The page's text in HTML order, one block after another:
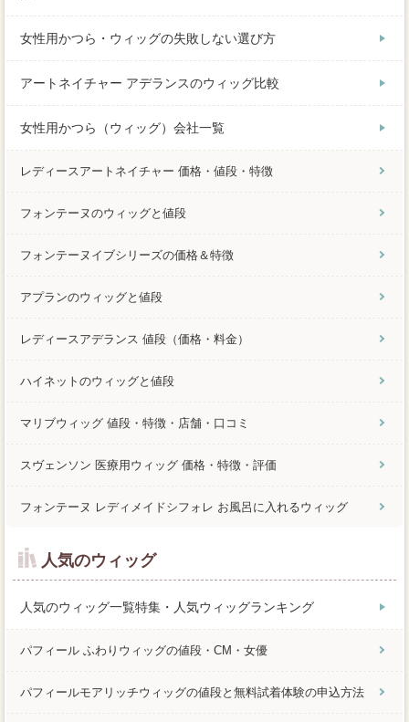
女性用かつら・ウィッグの失敗しない選び方
アートネイチャー アデランスのウィッグ比較
女性用かつら（ウィッグ）会社一覧
レディースアートネイチャー 価格・値段・特徴
フォンテーヌのウィッグと値段
フォンテーヌイブシリーズの価格＆特徴
アプランのウィッグと値段
レディースアデランス 値段（価格・料金）
ハイネットのウィッグと値段
マリブウィッグ 値段・特徴・店舗・口コミ
スヴェンソン 医療用ウィッグ 価格・特徴・評価
フォンテーヌ レディメイドシフォレ お風呂に入れるウィッグ
人気のウィッグ
人気のウィッグ一覧特集・人気ウィッグランキング
パフィール ふわりウィッグの値段・CM・女優
パフィールモアリッチウィッグの値段と無料試着体験の申込方法